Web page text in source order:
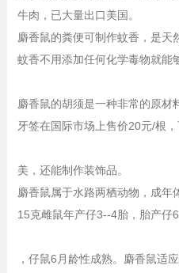
牛肉，已大量出口美国。
麝香鼠的粪便可制作蚊香，是天
蚊香不用添加任何化学毒物就能
麝香鼠的胡须是一种非常的原材
牙签在国际市场上售价20元/根
美，还能制作装饰品。
麝香鼠属于水路两栖动物，成
15克雌鼠年产仔3--4胎，胎产仔
，仔鼠6月龄性成熟。麝香鼠适